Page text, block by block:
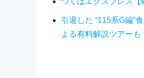
引退した “115系G編”
よる有料解説ツアーも